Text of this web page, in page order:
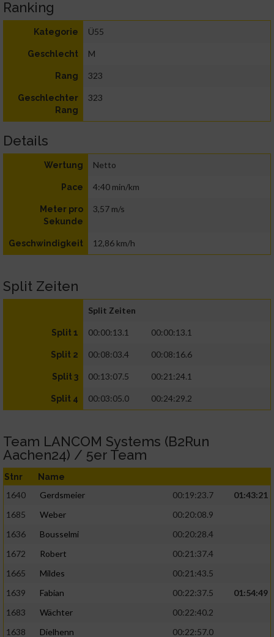
Ranking
Kategorie Ü55
Geschlecht M
Rang 323
Geschlechter
Rang
323
Details
Wertung Netto
Pace 4:40 min/km
Meter pro
Sekunde
3,57 m/s
Geschwindigkeit 12,86 km/h
Split Zeiten
Split Zeiten
Split 1 00:00:13.1 00:00:13.1
Split 2 00:08:03.4 00:08:16.6
Split 3 00:13:07.5 00:21:24.1
Split 4 00:03:05.0 00:24:29.2
Team LANCOM Systems (B2Run
Aachen24) / 5er Team
Stnr Name
1640 Gerdsmeier 00:19:23.7
01:43:21
1685
Weber
00:20:08.9
1636
Bousselmi
00:20:28.4
1672
Robert
00:21:37.4
1665
Mildes
00:21:43.5
1639
Fabian 00:22:37.5
01:54:49
1683
Wächter
00:22:40.2
1638
Dielhenn
00:22:57.0